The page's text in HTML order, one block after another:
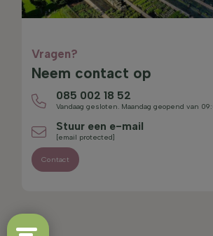
Vragen?
Neem contact op
085 002 18 52
Vandaag gesloten. Maandag geopend van
Stuur een e-mail
[email protected]
Contact